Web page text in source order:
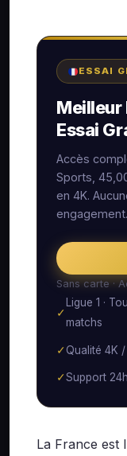
ESSAI
Meilleur
Essai
Accès
Sports,
en 4K.
engagement.
Sans carte ·
✓
Ligue 1 ·
matchs
✓Qualité 4K
✓Support
La France est